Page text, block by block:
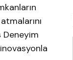
Deneyim